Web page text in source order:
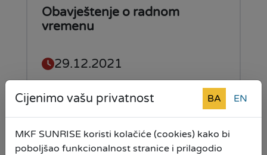
Obavještenje o radnom
vremenu
29.12.2021
Pročitaj više
Cijenimo vašu privatnost BA EN
MKF SUNRISE koristi kolačiće (cookies) kako bi
poboljšao funkcionalnost stranice i prilagodio